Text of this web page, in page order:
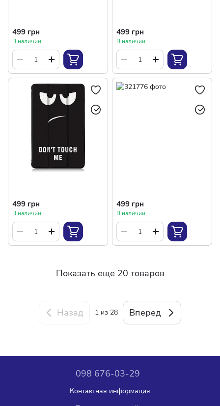
499 грн
В наличии
499 грн
В наличии
499 грн
В наличии
499 грн
В наличии
Показать еще 20 товаров
Назад 1 из 28 Вперед
098 676-03-29
Контактная информация